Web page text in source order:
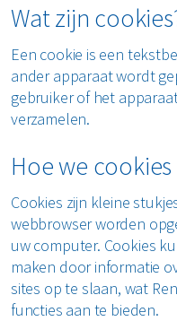
Perscontainers
Swill tank
Inzamelmiddelen
Interne inzamelmiddelen
Branches
Industrie
Logistiek
Retail
Zakelijke dienstverlening
Zorg
Bekijk alle branches
Renewi Ecosmart
Banden
Bouw- en sloopafval
Folie
Gevaarlijk afval
Glas
Groen- en tuinafval
Grofvuil
Glas
Hout
Metalen
Mineralen
Organics
Papier en karton
Plastics
Advies
Klantenservice
Wat zijn
Een cookie is een
ander apparaat wordt
gebruiker of het
verzamelen.
Hoe we
Cookies zijn kleine
webbrowser worden
uw computer. Cookies
maken door informatie
sites op te slaan, wat
functies aan te bieden.